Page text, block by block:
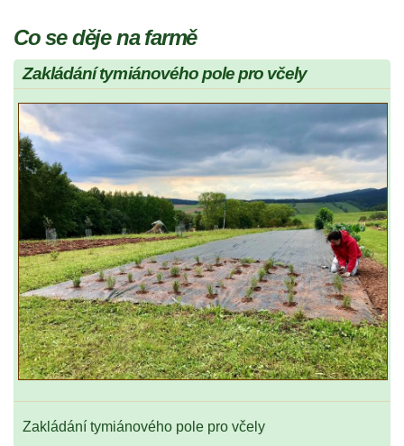
Co se děje na farmě
Zakládání tymiánového pole pro včely
Zakládání tymiánového pole pro včely